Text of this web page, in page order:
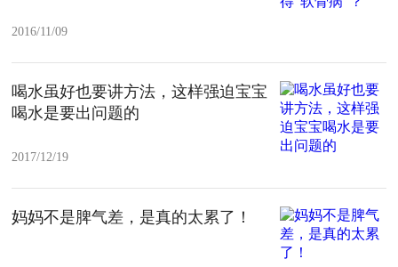
2016/11/09
喝水虽好也要讲方法，这样强迫宝宝
喝水是要出问题的
2017/12/19
妈妈不是脾气差，是真的太累了！